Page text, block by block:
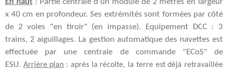
En haut: Partie centrale d'un module de 2 mètres en largeur
x 40 cm en profondeur. Ses extrémités sont formées par côté
de 2 voies "en tiroir" (en impasse). Equipement DCC : 3
trains, 2 aiguillages. La gestion automatique des navettes est
effectuée par une centrale de commande "ECoS" de
ESU. Arrière plan : après la récolte, la terre est déjà retravaillée